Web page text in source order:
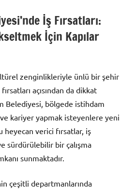
İş Fırsatları:
İçin Kapılar
zenginlikleriyle ünlü bir şehir
fırsatları açısından da dikkat
Belediyesi, bölgede istihdam
ve kariyer yapmak isteyenlere yeni
heyecan verici fırsatlar, iş
sürdürülebilir bir çalışma
sunmaktadır.
çeşitli departmanlarında